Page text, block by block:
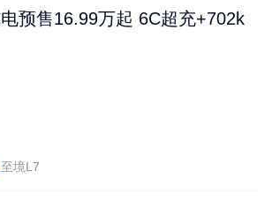
预售16.99万起 6C超充+702k
至境L7